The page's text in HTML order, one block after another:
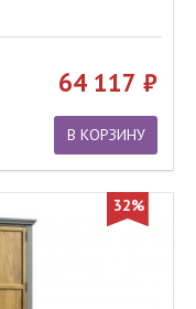
64 117
В КОРЗИНУ
32%